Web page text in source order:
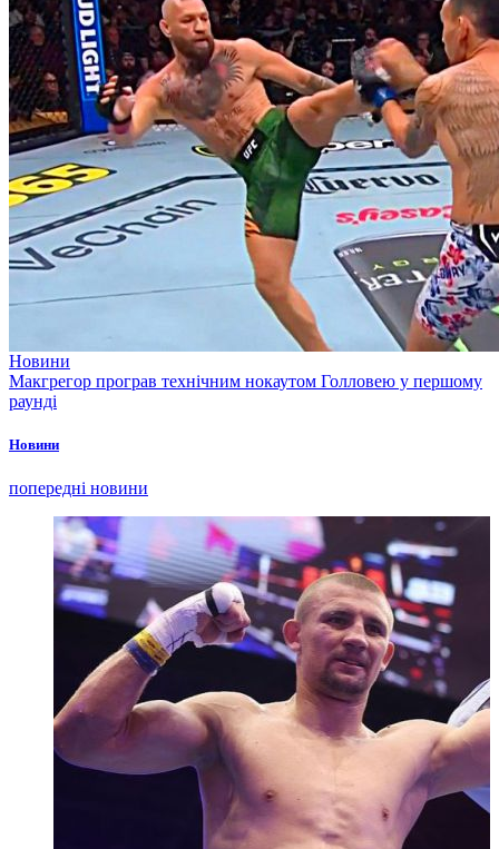
Новини
Макгрегор програв технічним нокаутом Голловею у першому
раунді
Новини
попередні новини